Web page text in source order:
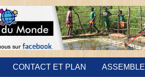
CONTACT ET PLAN